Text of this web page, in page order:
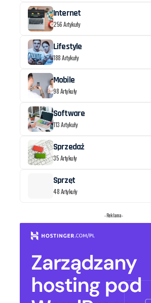
Internet
256 Artykuły
Lifestyle
188 Artykuły
Mobile
98 Artykuły
Software
113 Artykuły
Sprzedaż
35 Artykuły
Sprzęt
48 Artykuły
- Reklama -